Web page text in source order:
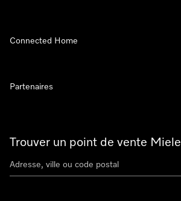
Trouver un point de vente Miele
Connected Home
Partenaires